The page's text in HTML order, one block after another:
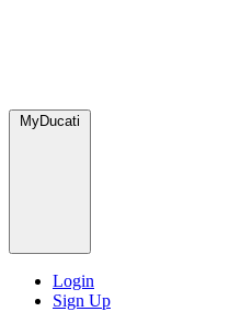
MyDucati
Login
Sign Up